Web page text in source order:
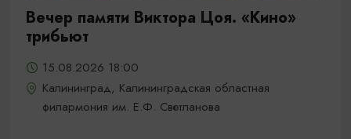
Вечер памяти Виктора Цоя. «Кино»
трибьют
15.08.2026 18:00
Калининград, Калининградская областная
филармония им. Е.Ф. Светланова